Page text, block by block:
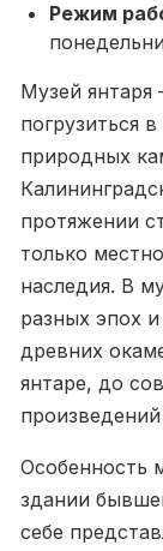
Режим
Музей янтаря
погрузиться
природных
протяжении
только
наследия. В
разных эпох
древних
янтаре, до
Особенность
здании
себе